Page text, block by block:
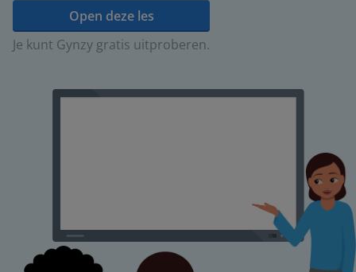
Open deze les
Je kunt Gynzy gratis uitproberen.